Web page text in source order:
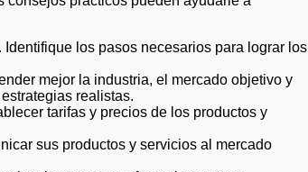
los pasos necesarios para lograr los
mejor la industria, el mercado objetivo y
realistas.
tarifas y precios de los productos y
sus productos y servicios al mercado